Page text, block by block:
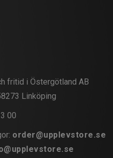
fritid i Östergötland AB
Linköping
00
order@upplevstore.se